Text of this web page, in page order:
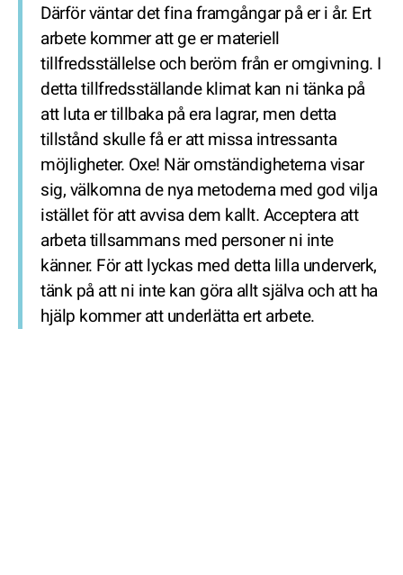
Därför väntar det fina framgångar på er i år. Ert
arbete kommer att ge er materiell
tillfredsställelse och beröm från er omgivning. I
detta tillfredsställande klimat kan ni tänka på
att luta er tillbaka på era lagrar, men detta
tillstånd skulle få er att missa intressanta
möjligheter. Oxe! När omständigheterna visar
sig, välkomna de nya metoderna med god vilja
istället för att avvisa dem kallt. Acceptera att
arbeta tillsammans med personer ni inte
känner. För att lyckas med detta lilla underverk,
tänk på att ni inte kan göra allt själva och att ha
hjälp kommer att underlätta ert arbete.